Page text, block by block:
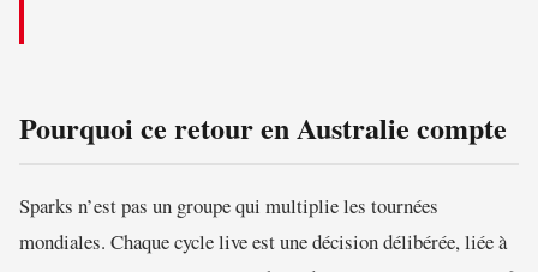
Pourquoi ce retour en Australie compte
Sparks n’est pas un groupe qui multiplie les tournées
mondiales. Chaque cycle live est une décision délibérée, liée à